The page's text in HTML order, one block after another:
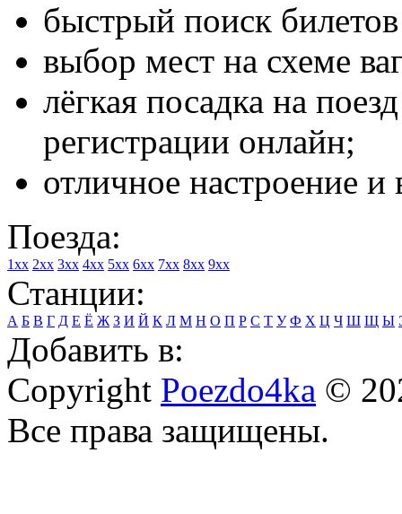
быстрый поиск
выбор мест на схеме
лёгкая посадка на
регистрации онлайн;
отличное настроение и
Поезда:
1xx 2xx 3xx 4xx 5xx 6xx 7xx 8xx 9xx
Станции:
А Б В Г Д Е Ё Ж З И Й К Л М Н О П Р С Т У Ф Х Ц Ч Ш Щ Ы
Добавить в:
Copyright Poezdo4ka ©
Все права защищены.